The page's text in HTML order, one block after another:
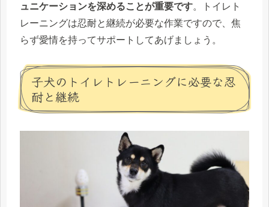
ュニケーションを深めることが重要です。トイレト
レーニングは忍耐と継続が必要な作業ですので、焦
らず愛情を持ってサポートしてあげましょう。
子犬のトイレトレーニングに必要な忍
耐と継続